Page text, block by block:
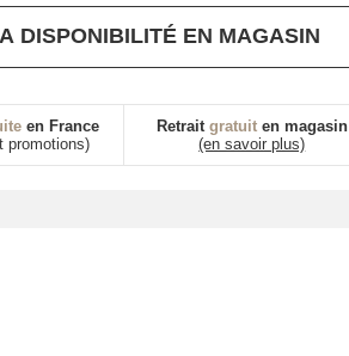
DISPONIBILITÉ EN MAGASIN
en France
promotions)
Retrait gratuiten magasin
(en savoir plus)